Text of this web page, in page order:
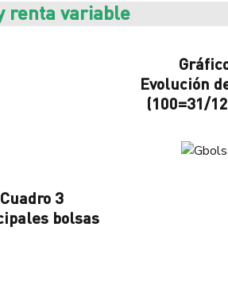
renta variable
Evolución
(100=31/
Cuadro 3
bolsas